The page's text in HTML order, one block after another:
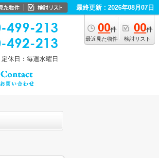
最終更新：2026年08月07日
00件
最近見た物件
00件
検討リスト
定休日：毎週水曜日